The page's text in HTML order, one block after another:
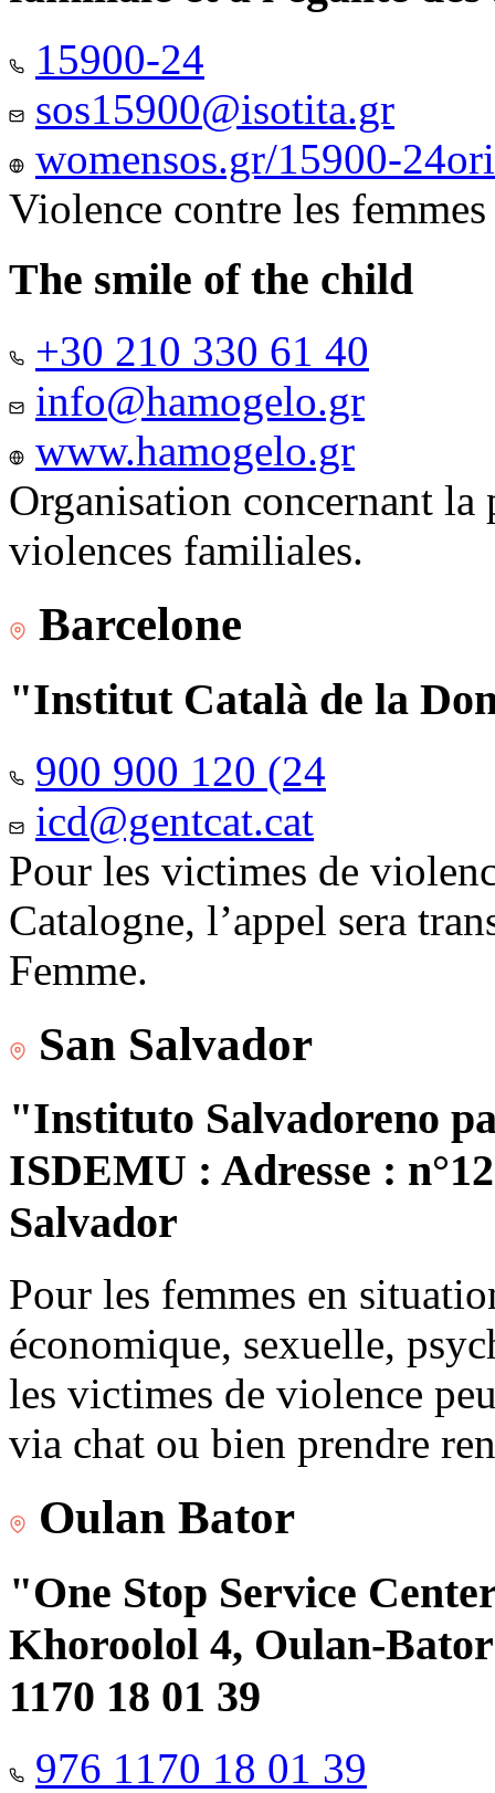
15900-24
sos15900@isotita.gr
womensos.gr/15900-
Violence contre les femmes
The smile of the child
+30 210 330 61 40
info@hamogelo.gr
www.hamogelo.gr
Organisation concernant
violences familiales.
Barcelone
"Institut Català de la
900 900 120 (24
icd@gentcat.cat
Pour les victimes de
Catalogne, l’appel sera
Femme.
San Salvador
"Instituto Salvadoreno
ISDEMU : Adresse :
Salvador
Pour les femmes en
économique, sexuelle,
les victimes de violence
via chat ou bien prendre
Oulan Bator
"One Stop Service
Khoroolol 4, Oulan-
1170 18 01 39
976 1170 18 01 39